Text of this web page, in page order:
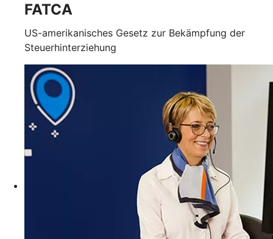
FATCA
US-amerikanisches Gesetz zur Bekämpfung der
Steuerhinterziehung